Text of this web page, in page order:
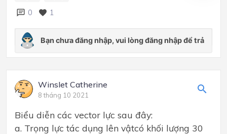
0 1
Winslet Catherine
8 tháng 10 2021
Biểu diễn các vector lực sau đây:
a. Trọng lực tác dụng lên vậtcó khối lượng 30